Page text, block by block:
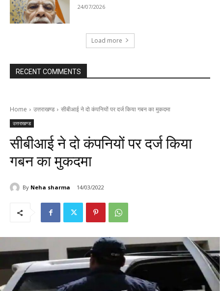
24/07/2026
Load more
RECENT COMMENTS